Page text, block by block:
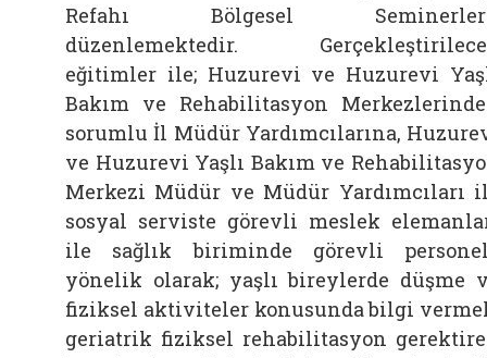
Refahı Bölgesel
düzenlemektedir.
eğitimler ile; Huzurevi ve Huzurevi
Bakım ve Rehabilitasyon
sorumlu İl Müdür Yardımcılarına,
ve Huzurevi Yaşlı Bakım ve
Merkezi Müdür ve Müdür Yardımcıları
sosyal serviste görevli meslek
ile sağlık biriminde görevli
yönelik olarak; yaşlı bireylerde düşme
fiziksel aktiviteler konusunda bilgi
geriatrik fiziksel rehabilitasyon